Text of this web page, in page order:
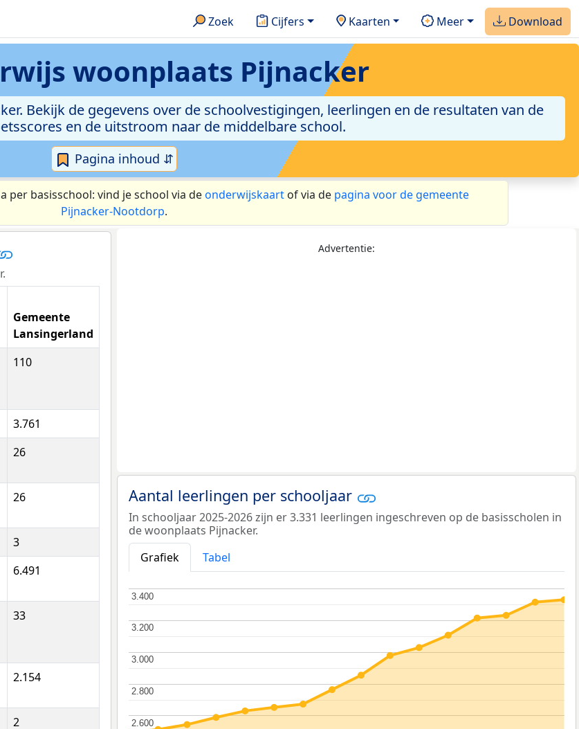
Zoek Cijfers Kaarten Meer Download
woonplaats Pijnacker
Bekijk de gegevens over de schoolvestigingen, leerlingen en de resultaten van de
en de uitstroom naar de middelbare school.
Pagina inhoud ⇵
per basisschool: vind je school via deonderwijskaart of via de pagina voor de gemeente
Pijnacker-Nootdorp.
Gemeente
Lansingerland
110
3.761
26
26
3
6.491
33
2.154
2
Advertentie:
Aantal leerlingen per schooljaar
In schooljaar 2025-2026 zijn er 3.331 leerlingen ingeschreven op de basisscholen in
de woonplaats Pijnacker.
Grafiek
Tabel
2.600
2.600
2.800
2.800
3.000
3.000
3.200
3.200
3.400
3.400